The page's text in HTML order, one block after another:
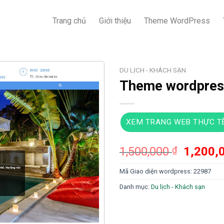
Trang chủ Giới thiệu Theme WordPress
DU LỊCH - KHÁCH SẠN
Theme
XEM TRANG WEB THỰC
1,500,000₫
Giá
gốc
là:
Mã Giao diện wordpress: 22987
Danh mục: Du lịch - Khách sạn